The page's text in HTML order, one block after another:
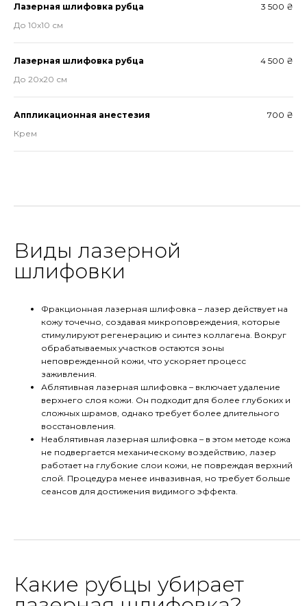
Лазерная шлифовка рубца
3 500 ₴
До 10x10 см
Лазерная шлифовка рубца
4 500 ₴
До 20x20 см
Аппликационная анестезия
700 ₴
Крем
Виды лазерной
шлифовки
Фракционная лазерная шлифовка – лазер действует на
кожу точечно, создавая микроповреждения, которые
стимулируют регенерацию и синтез коллагена. Вокруг
обрабатываемых участков остаются зоны
неповрежденной кожи, что ускоряет процесс
заживления.
Аблятивная лазерная шлифовка – включает удаление
верхнего слоя кожи. Он подходит для более глубоких и
сложных шрамов, однако требует более длительного
восстановления.
Неаблятивная лазерная шлифовка – в этом методе кожа
не подвергается механическому воздействию, лазер
работает на глубокие слои кожи, не повреждая верхний
слой. Процедура менее инвазивная, но требует больше
сеансов для достижения видимого эффекта.
Какие рубцы убирает